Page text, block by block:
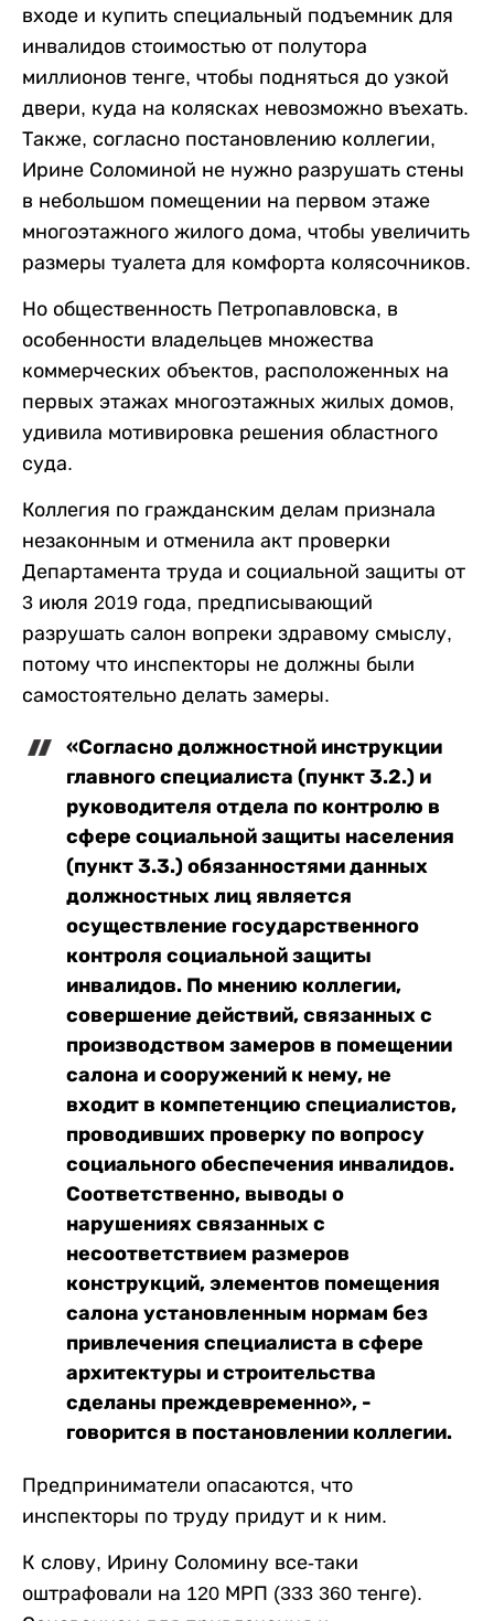
входе и купить специальный подъемник для
инвалидов стоимостью от полутора
миллионов тенге, чтобы подняться до узкой
двери, куда на колясках невозможно въехать.
Также, согласно постановлению коллегии,
Ирине Соломиной не нужно разрушать стены
в небольшом помещении на первом этаже
многоэтажного жилого дома, чтобы увеличить
размеры туалета для комфорта колясочников.
Но общественность Петропавловска, в
особенности владельцев множества
коммерческих объектов, расположенных на
первых этажах многоэтажных жилых домов,
удивила мотивировка решения областного
суда.
Коллегия по гражданским делам признала
незаконным и отменила акт проверки
Департамента труда и социальной защиты от
3 июля 2019 года, предписывающий
разрушать салон вопреки здравому смыслу,
потому что инспекторы не должны были
самостоятельно делать замеры.
«Согласно должностной инструкции
главного специалиста (пункт 3.2.) и
руководителя отдела по контролю в
сфере социальной защиты населения
(пункт 3.3.) обязанностями данных
должностных лиц является
осуществление государственного
контроля социальной защиты
инвалидов. По мнению коллегии,
совершение действий, связанных с
производством замеров в помещении
салона и сооружений к нему, не
входит в компетенцию специалистов,
проводивших проверку по вопросу
социального обеспечения инвалидов.
Соответственно, выводы о
нарушениях связанных с
несоответствием размеров
конструкций, элементов помещения
салона установленным нормам без
привлечения специалиста в сфере
архитектуры и строительства
сделаны преждевременно», -
говорится в постановлении коллегии.
Предприниматели опасаются, что
инспекторы по труду придут и к ним.
К слову, Ирину Соломину все-таки
оштрафовали на 120 МРП (333 360 тенге).